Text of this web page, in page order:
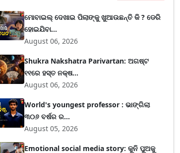
ମୋବାଇଲ୍ ଦେଖାଇ ପିଲାଙ୍କୁ ଖୁଆଉଛନ୍ତି କି ? ଡେରି
ହୋଇଯିବା...
August 06, 2026
Shukra Nakshatra Parivartan: ଅଗଷ୍ଟ
୧୧ରେ ହସ୍ତ ନକ୍ଷ...
August 06, 2026
World's youngest professor : ଭାଙ୍ଗିଲା
୩୦୬ ବର୍ଷର ର...
August 05, 2026
Emotional social media story: କୁନି ପୁଅକୁ